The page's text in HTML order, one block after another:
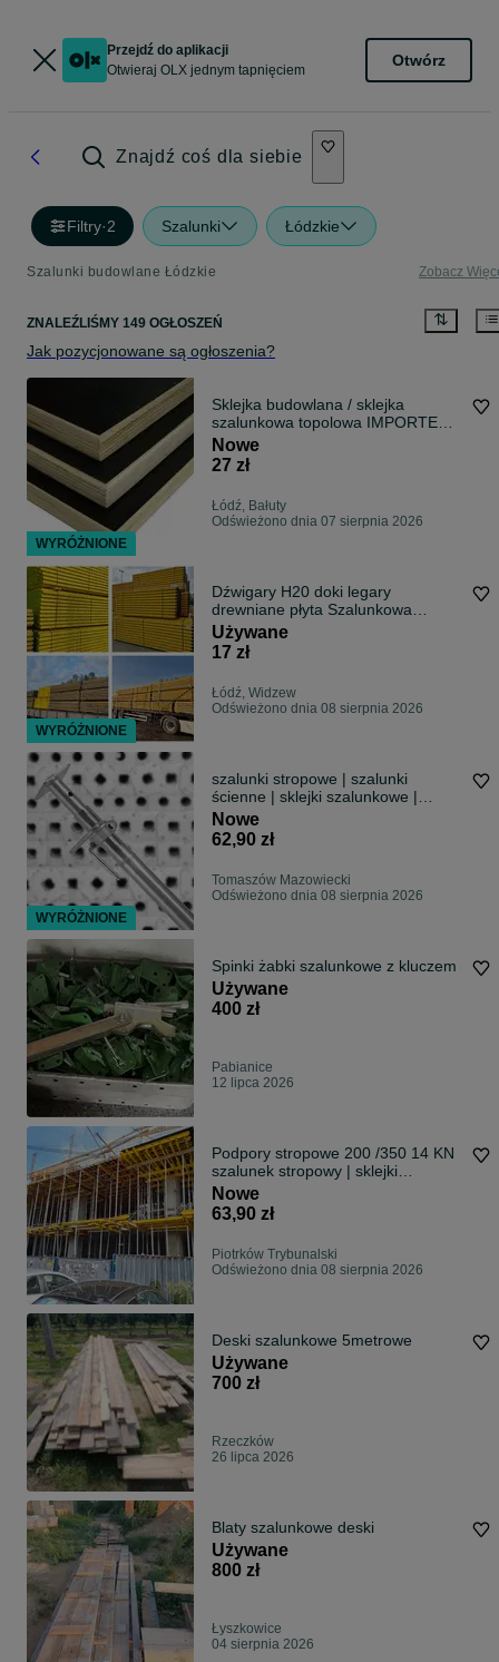
Przejdź do aplikacji
Otwieraj OLX jednym tapnięciem
Otwórz
Znajdź coś dla siebie
Filtry·2 Szalunki Łódzkie
Szalunki budowlane Łódzkie Zobacz
ZNALEŹLIŚMY 149 OGŁOSZEŃ
Jak pozycjonowane są ogłoszenia?
Sklejka budowlana / sklejka
szalunkowa topolowa IMPORTER
TOP OFERTA
Nowe
27 zł
Łódź, Bałuty
Odświeżono dnia 07 sierpnia 2026
Dźwigary H20 doki legary
drewniane płyta Szalunkowa
Stemple budowlane
Używane
17 zł
Łódź, Widzew
Odświeżono dnia 08 sierpnia 2026
szalunki stropowe | szalunki
ścienne | sklejki szalunkowe |
podpory stropowe | dźwigary H20 |
PRODUCENT
Nowe
62,90 zł
Tomaszów Mazowiecki
Odświeżono dnia 08 sierpnia 2026
Spinki żabki szalunkowe z kluczem
Używane
400 zł
Pabianice
12 lipca 2026
Podpory stropowe 200 /350 14 KN
szalunek stropowy | sklejki
szalunkowe | płyty szalunkowe Peri
Doka Hunnebeck Ulma KBS |
Najlepsze oferty | TOP
Nowe
63,90 zł
Piotrków Trybunalski
Odświeżono dnia 08 sierpnia 2026
Deski szalunkowe 5metrowe
Używane
700 zł
Rzeczków
26 lipca 2026
Blaty szalunkowe deski
Używane
800 zł
Łyszkowice
04 sierpnia 2026
WYRÓŻNIONE
WYRÓŻNIONE
WYRÓŻNIONE